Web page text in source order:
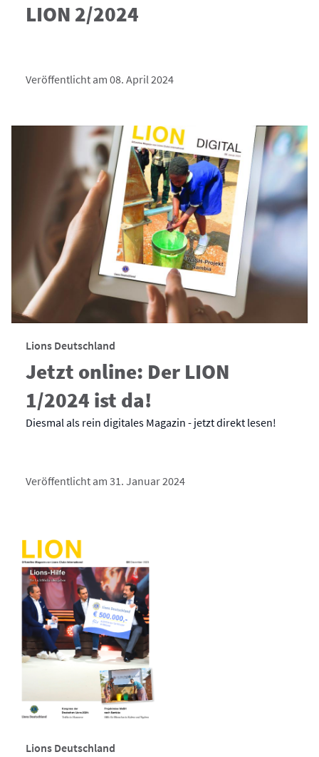
LION 2/2024
Veröffentlicht am 08. April 2024
Lions Deutschland
Jetzt online: Der LION
1/2024 ist da!
Diesmal als rein digitales Magazin - jetzt direkt lesen!
Veröffentlicht am 31. Januar 2024
Lions Deutschland